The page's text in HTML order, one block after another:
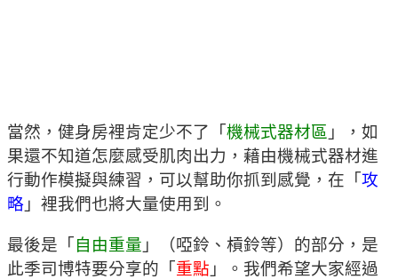
當然，健身房裡肯定少不了「 機械式器材區 」，如
果還不知道怎麼感受肌肉出力，藉由機械式器材進
行動作模擬與練習，可以幫助你抓到感覺，在「 攻
略 」裡我們也將大量使用到。
最後是「 自由重量 」（啞鈴、槓鈴等）的部分，是
此季司博特要分享的「 重點 」。我們希望大家經過